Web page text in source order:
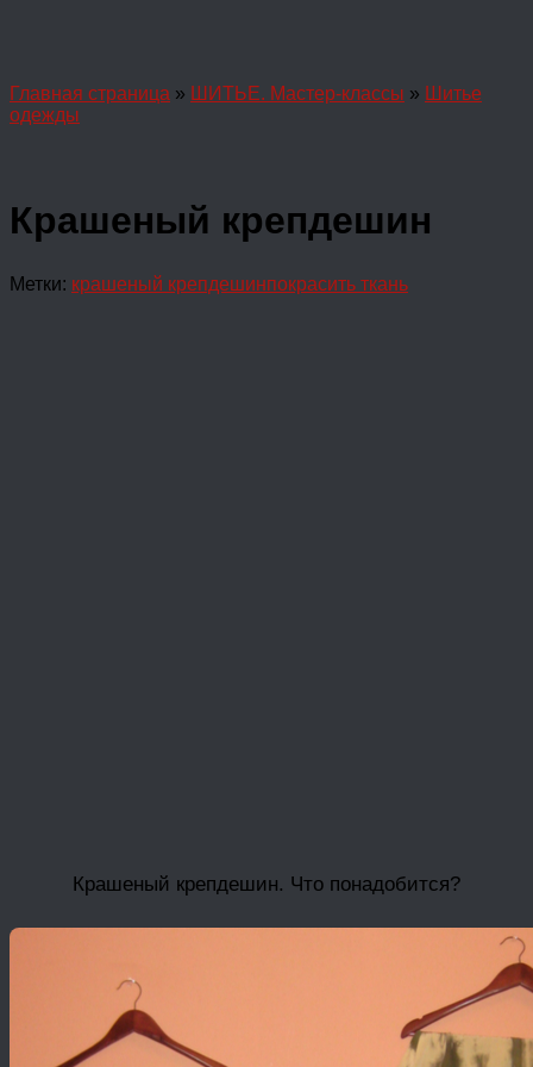
Главная страница » ШИТЬЕ. Мастер-классы » Шитье
одежды
Крашеный крепдешин
Метки: крашеный крепдешинпокрасить ткань
Крашеный крепдешин. Что понадобится?